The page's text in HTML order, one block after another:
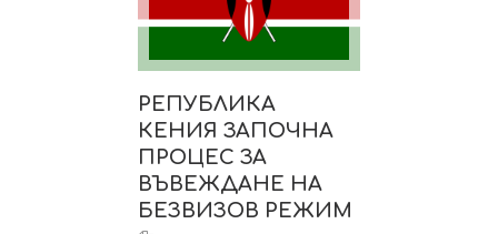
РЕПУБЛИКА
КЕНИЯ ЗАПОЧНА
ПРОЦЕС ЗА
ВЪВЕЖДАНЕ НА
БЕЗВИЗОВ РЕЖИМ